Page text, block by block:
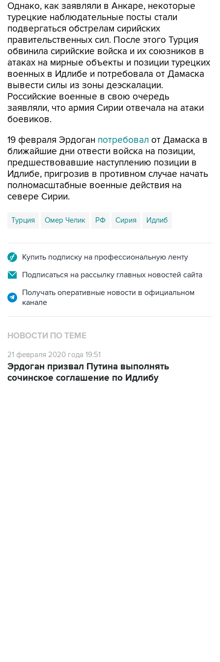
Однако, как заявляли в Анкаре, некоторые
турецкие наблюдательные посты стали
подвергаться обстрелам сирийских
правительственных сил. После этого Турция
обвинила сирийские войска и их союзников в
атаках на мирные объекты и позиции турецких
военных в Идлибе и потребовала от Дамаска
вывести силы из зоны деэскалации.
Российские военные в свою очередь
заявляли, что армия Сирии отвечала на атаки
боевиков.
19 февраля Эрдоган потребовал от Дамаска в
ближайшие дни отвести войска на позиции,
предшествовавшие наступлению позиции в
Идлибе, пригрозив в противном случае начать
полномасштабные военные действия на
севере Сирии.
Турция Омер Челик РФ Сирия Идлиб
Купить подписку на профессиональную ленту
Подписаться на рассылку главных новостей сайта
Получать оперативные новости в официальном
канале
НОВОСТИ ПО ТЕМЕ
21 февраля 2020 года 19:51
Эрдоган призвал Путина выполнять
сочинское соглашение по Идлибу